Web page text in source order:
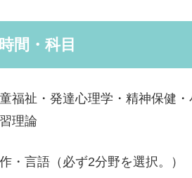
間・科目
福祉・発達心理学・精神保健
理論
・言語（必ず2分野を選択。）